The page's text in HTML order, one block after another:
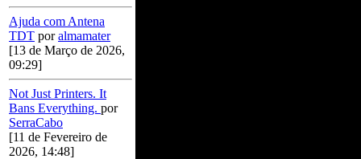
Ajuda com Antena
TDT poralmamater
[13 de Março de 2026,
09:29]
Not Just Printers. It
Bans Everything. por
SerraCabo
[11 de Fevereiro de
2026, 14:48]